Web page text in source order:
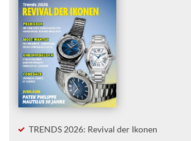
TRENDS 2026: Revival der Ikonen